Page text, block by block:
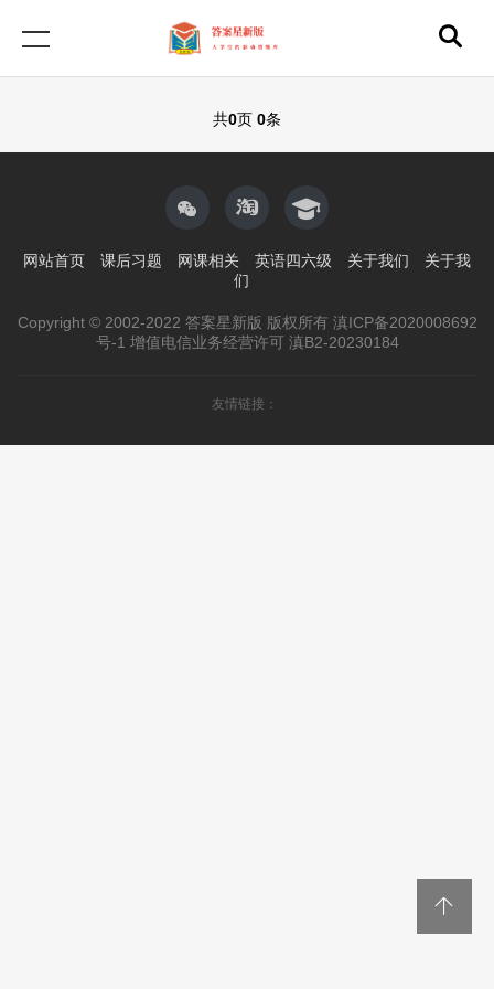
共0页 0条
网站首页 课后习题 网课相关 英语四六级 关于我们
关于我
们
Copyright © 2002-2022 答案星新版 版权所有 滇ICP备2020008692
号-1 增值电信业务经营许可 滇B2-20230184
友情链接：